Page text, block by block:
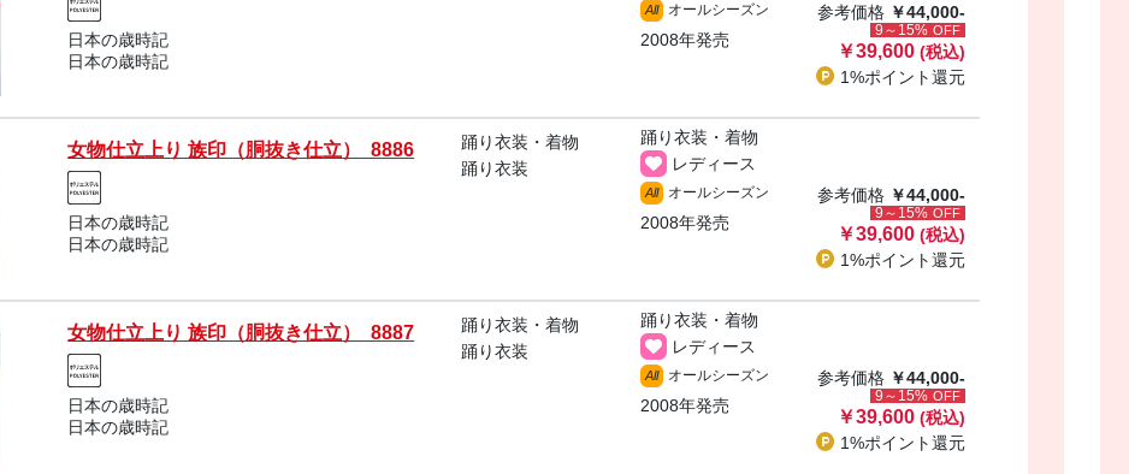
日本の歳時記
日本の歳時記
All オールシーズン
2008年発売
参考価格 ￥44,000-
9～15% OFF
￥39,600 (税込)
1%ポイント還元
女物仕立上り 族印（胴抜き仕立） 8886
日本の歳時記
日本の歳時記
踊り衣装・着物
踊り衣装
踊り衣装・着物
レディース
All オールシーズン
2008年発売
参考価格 ￥44,000-
9～15% OFF
￥39,600 (税込)
1%ポイント還元
女物仕立上り 族印（胴抜き仕立） 8887
日本の歳時記
日本の歳時記
踊り衣装・着物
踊り衣装
踊り衣装・着物
レディース
All オールシーズン
2008年発売
参考価格 ￥44,000-
9～15% OFF
￥39,600 (税込)
1%ポイント還元